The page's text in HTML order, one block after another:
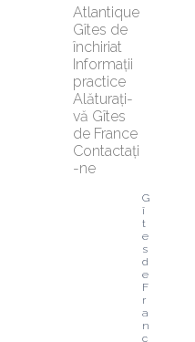
Atlantique
Gîtes de
închiriat
Informații
practice
Alăturați-
vă Gîtes
de France
Contactați
-ne
G
î
t
e
s
d
e
F
r
a
n
c